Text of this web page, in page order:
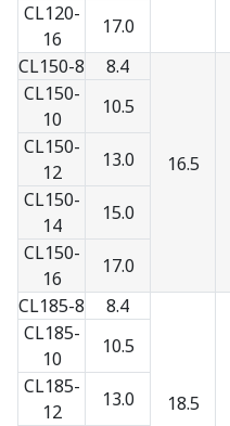
CL120-
16
17.0
CL150-8
8.4
16.5
CL150-
10
10.5
CL150-
12
13.0
CL150-
14
15.0
CL150-
16
17.0
CL185-8
8.4
18.5
CL185-
10
10.5
CL185-
12
13.0